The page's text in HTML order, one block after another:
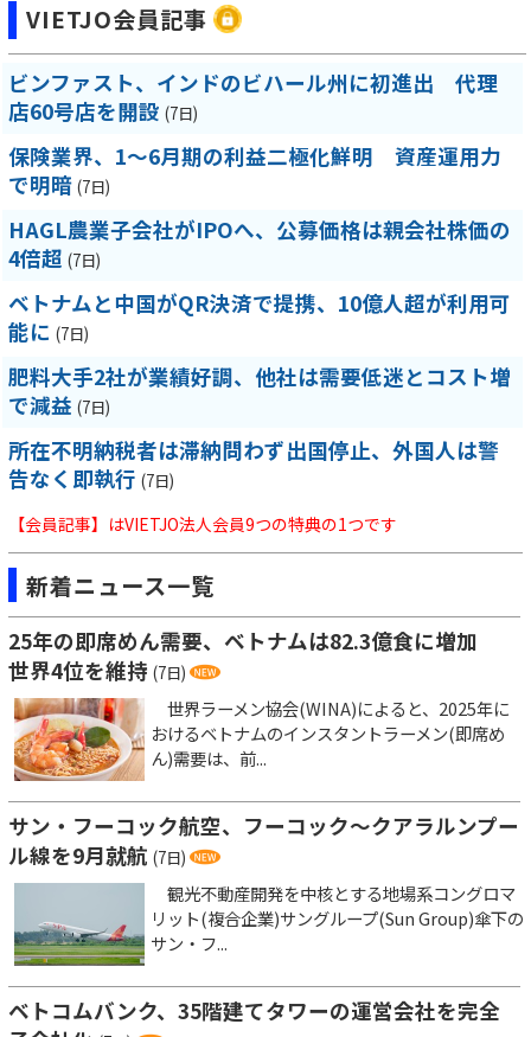
VIETJO会員記事
ビンファスト、インドのビハール州に初進出 代理
店60号店を開設 (7日)
保険業界、1～6月期の利益二極化鮮明 資産運用力
で明暗 (7日)
HAGL農業子会社がIPOへ、公募価格は親会社株価の
4倍超 (7日)
ベトナムと中国がQR決済で提携、10億人超が利用可
能に (7日)
肥料大手2社が業績好調、他社は需要低迷とコスト増
で減益 (7日)
所在不明納税者は滞納問わず出国停止、外国人は警
告なく即執行 (7日)
【会員記事】はVIETJO法人会員9つの特典の1つです
新着ニュース一覧
25年の即席めん需要、ベトナムは82.3億食に増加
世界4位を維持 (7日)
世界ラーメン協会(WINA)によると、2025年に
おけるベトナムのインスタントラーメン(即席め
ん)需要は、前...
サン・フーコック航空、フーコック～クアラルンプー
ル線を9月就航 (7日)
観光不動産開発を中核とする地場系コングロマ
リット(複合企業)サングループ(Sun Group)傘下の
サン・フ...
ベトコムバンク、35階建てタワーの運営会社を完全